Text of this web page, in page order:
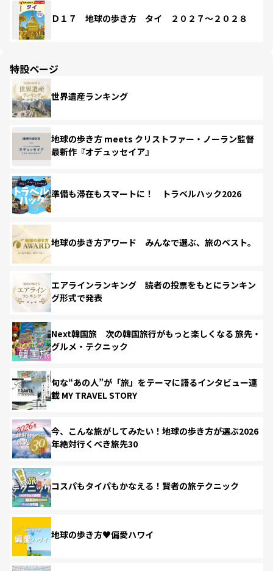
Ｄ１７ 地球の歩き方 タイ ２０２７～２０２８
特設ページ
世界遺産ランキング
地球の歩き方 meets クリストファー・ノーラン監督
最新作『オデュッセイア』
準備も滞在もスマートに！ トラベルハック2026
地球の歩き方アワード みんなで選ぶ、旅のベスト。
エアラインランキング 読者の投票をもとにランキン
グ形式で発表
Next韓国旅 次の韓国旅行がもっと楽しくなる 旅先・
グルメ・テクニック
旬な“あの人”が「旅」をテーマに語るインタビュー連
載 MY TRAVEL STORY
今、こんな旅がしてみたい！地球の歩き方が選ぶ2026
年絶対行くべき旅先30
コスパもタイパもかなえる！賢者の旅テクニック
地球の歩き方♥偏愛ハワイ